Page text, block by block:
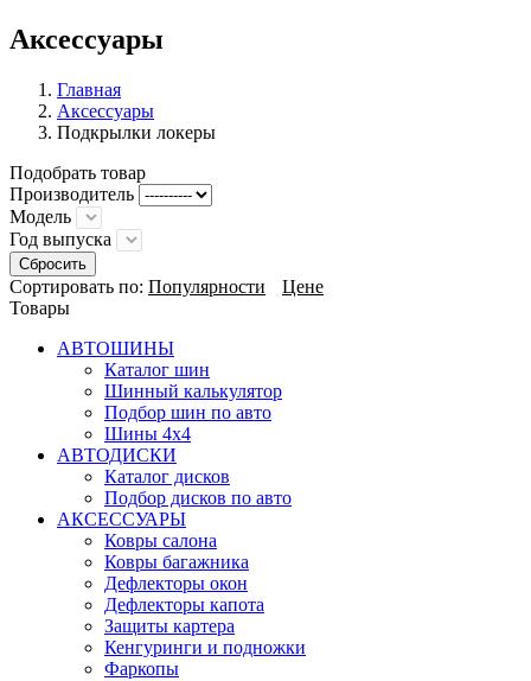
Aксессуары
Главная
Аксессуары
Подкрылки локеры
Подобрать товар
Производитель
Модель
Год выпуска
Сбросить
Сортировать по: Популярности
Цене
Товары
АВТОШИНЫ
Каталог шин
Шинный калькулятор
Подбор шин по авто
Шины 4x4
АВТОДИСКИ
Каталог дисков
Подбор дисков по авто
АКСЕССУАРЫ
Ковры салона
Ковры багажника
Дефлекторы окон
Дефлекторы капота
Защиты картера
Кенгуринги и подножки
Фаркопы